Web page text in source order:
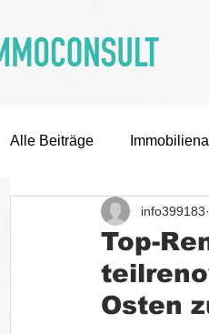
Alle Beiträge
Off Market Deals
Top-
Osten
info399183